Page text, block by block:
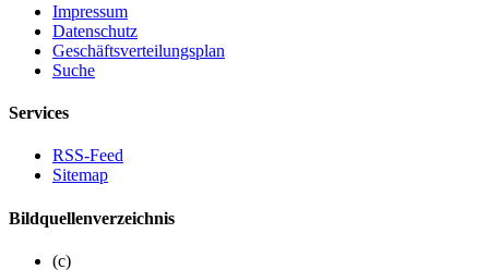
Impressum
Datenschutz
Geschäftsverteilungsplan
Suche
Services
RSS-Feed
Sitemap
Bildquellenverzeichnis
(c)